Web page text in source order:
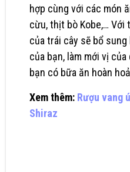
hợp cùng với các món
cừu, thịt bò Kobe,…
của trái cây sẽ bổ
của bạn, làm mới vị
bạn có bữa ăn hoàn
Xem thêm: Rượu vang
Shiraz